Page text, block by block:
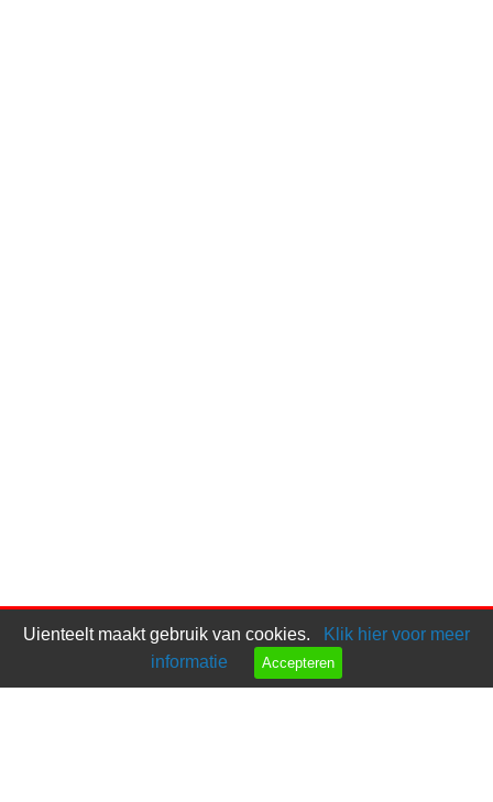
Uienteelt maakt gebruik van cookies.
Klik hier voor meer
informatie
Accepteren